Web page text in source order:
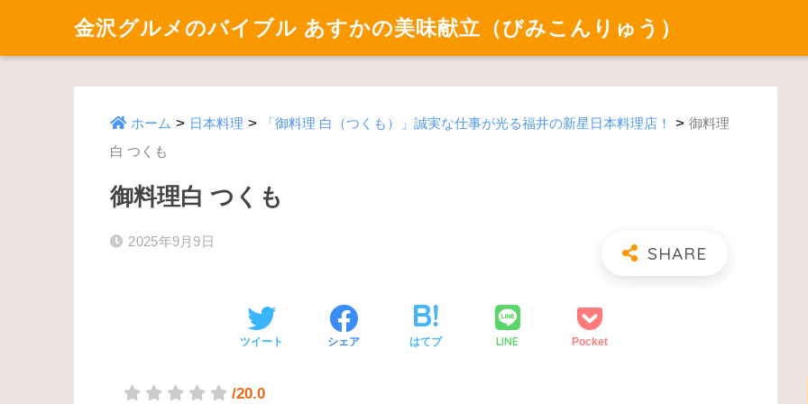
金沢グルメのバイブル あすかの美味献立（びみこんりゅう）
ホーム > 日本料理 > 「御料理 白（つくも）」誠実な仕事が光る福井の新星日本料理店！ > 御料理
白 つくも
御料理白 つくも
2025年9月9日
ツイート シェア はてブ LINE Pocket
/20.0